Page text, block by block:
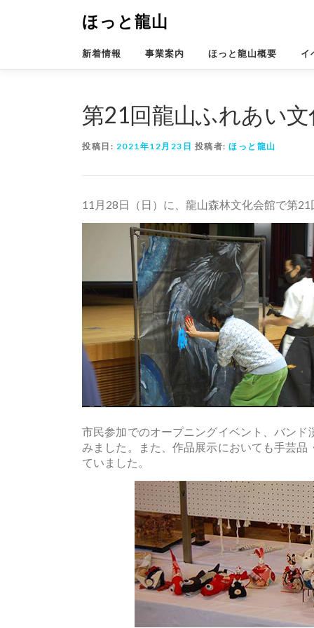
ツ
ほっと龍山
新着情報 事業案内 ほっと龍山概要 イ
第21回龍山ふれあい
投稿日: 2021年12月23日 投稿者: ほっと龍山
11月28日（日）に、龍山森林文化会館で第
市民参加でのオープニングイベント、バン
みました。また、作品展示においても手芸
ていました。